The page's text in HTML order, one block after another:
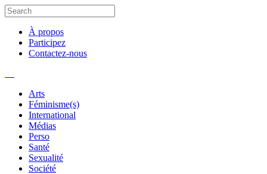
À propos
Participez
Contactez-nous
Arts
Féminisme(s)
International
Médias
Perso
Santé
Sexualité
Société